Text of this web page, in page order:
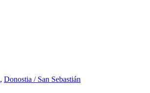
, Donostia / San Sebastián